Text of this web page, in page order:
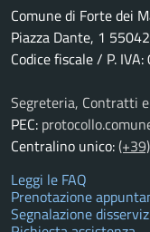
Comune di Forte dei
Piazza Dante, 1
Codice fiscale / P.
Segreteria, Contratti
PEC:
Centralino unico:
Leggi le FAQ
Prenotazione
Segnalazione